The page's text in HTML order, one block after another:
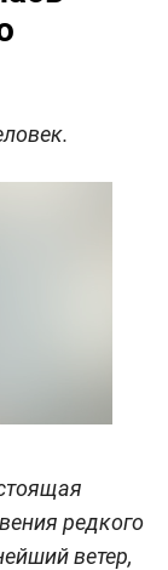
редкого
ветер,